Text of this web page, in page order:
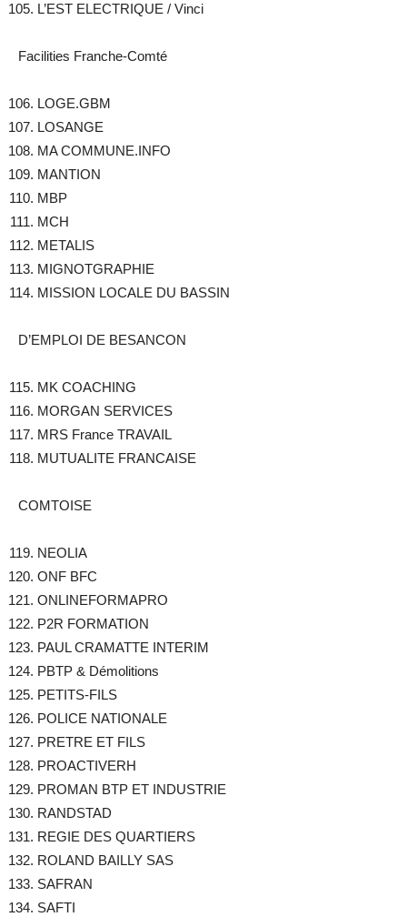
L’EST ELECTRIQUE / Vinci
Facilities Franche-Comté
LOGE.GBM
LOSANGE
MA COMMUNE.INFO
MANTION
MBP
MCH
METALIS
MIGNOTGRAPHIE
MISSION LOCALE DU BASSIN
D’EMPLOI DE BESANCON
MK COACHING
MORGAN SERVICES
MRS France TRAVAIL
MUTUALITE FRANCAISE
COMTOISE
NEOLIA
ONF BFC
ONLINEFORMAPRO
P2R FORMATION
PAUL CRAMATTE INTERIM
PBTP & Démolitions
PETITS-FILS
POLICE NATIONALE
PRETRE ET FILS
PROACTIVERH
PROMAN BTP ET INDUSTRIE
RANDSTAD
REGIE DES QUARTIERS
ROLAND BAILLY SAS
SAFRAN
SAFTI